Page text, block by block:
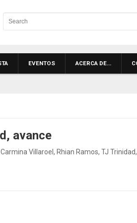
EVENTOS ACERCA DE…
avance
Villaroel, Rhian Ramos, TJ